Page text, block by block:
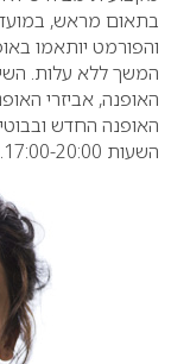
בתאום מראש,
והפורמט יותאמו
המשך ללא עלות.
האופנה, אביזרי
האופנה החדש
השעות 17:00-20:00. לתיאום והרשמה מראש: 052-3593443.